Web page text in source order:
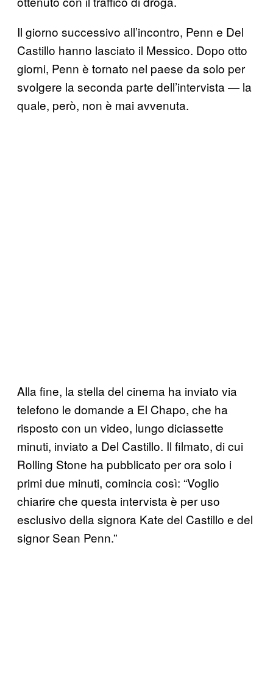
Il giorno successivo all’incontro, Penn e Del
Castillo hanno lasciato il Messico. Dopo otto
giorni, Penn è tornato nel paese da solo per
svolgere la seconda parte dell’intervista — la
quale, però, non è mai avvenuta.
Alla fine, la stella del cinema ha inviato via
telefono le domande a El Chapo, che ha
risposto con un video, lungo diciassette
minuti, inviato a Del Castillo. Il filmato, di cui
Rolling Stone ha pubblicato per ora solo i
primi due minuti, comincia così: “Voglio
chiarire che questa intervista è per uso
esclusivo della signora Kate del Castillo e del
signor Sean Penn.”